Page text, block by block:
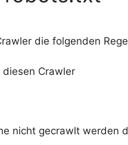
die folgenden
Crawler
nicht gecrawlt werden